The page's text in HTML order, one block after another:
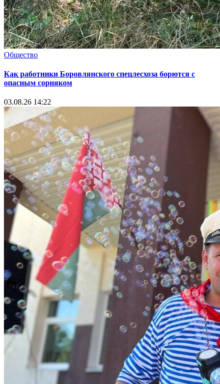
Общество
Как работники Боровлянского спецлесхоза борются с
опасным сорняком
03.08.26 14:22